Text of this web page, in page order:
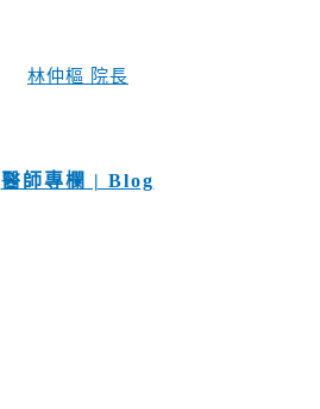
林仲樞 院長
醫師專欄 | Blog